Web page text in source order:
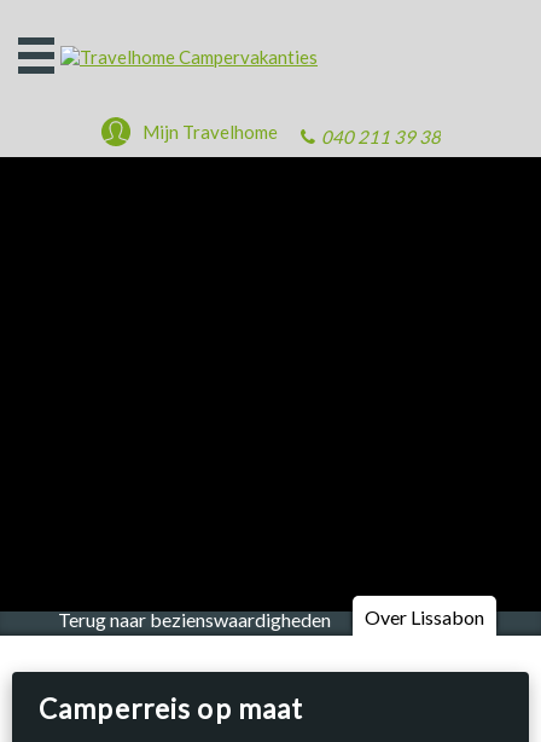
Open
het
040 211 39 38
Mijn Travelhome
Terug naar bezienswaardigheden Over Lissabon
Camperreis op maat